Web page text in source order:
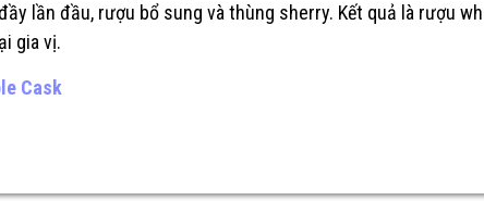
lần đầu, rượu bổ sung và thùng sherry. Kết quả là rượu
gia vị.
Cask